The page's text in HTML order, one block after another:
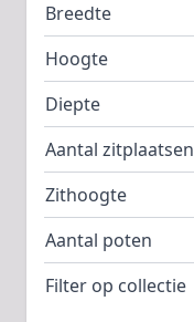
Breedte
Hoogte
Diepte
Aantal zitplaatsen
Zithoogte
Aantal poten
Filter op collectie